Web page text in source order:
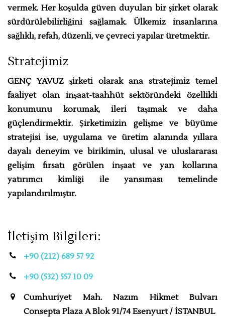
vermek. Her koşulda güven duyulan bir şirket olarak
sürdürülebilirliğini sağlamak. Ülkemiz insanlarına
sağlıklı, refah, düzenli, ve çevreci yapılar üretmektir.
Stratejimiz
GENÇ YAVUZ şirketi olarak ana stratejimiz temel
faaliyet olan inşaat-taahhüt sektöründeki özellikli
konumunu korumak, ileri taşımak ve daha
güçlendirmektir. Şirketimizin gelişme ve büyüme
stratejisi ise, uygulama ve üretim alanında yıllara
dayalı deneyim ve birikimin, ulusal ve uluslararası
gelişim fırsatı görülen inşaat ve yan kollarına
yatırımcı kimliği ile yansıması temelinde
yapılandırılmıştır.
İletişim Bilgileri:
+90 (212) 689 57 92
+90 (532) 557 10 09
Cumhuriyet Mah. Nazım Hikmet Bulvarı
Consepta Plaza A Blok 91/74 Esenyurt / İSTANBUL